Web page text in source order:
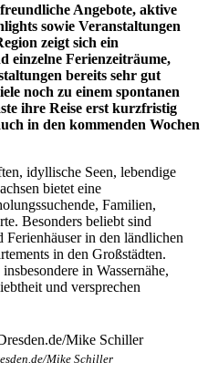
Angebote, aktive
sowie Veranstaltungen
zeigt sich ein
einzelne Ferienzeiträume,
bereits sehr gut
noch zu einem spontanen
ihre Reise erst kurzfristig
in den kommenden Wochen
idyllische Seen, lebendige
bietet eine
Familien,
Besonders beliebt sind
in den ländlichen
in den Großstädten.
in Wassernähe,
und versprechen
Mike Schiller